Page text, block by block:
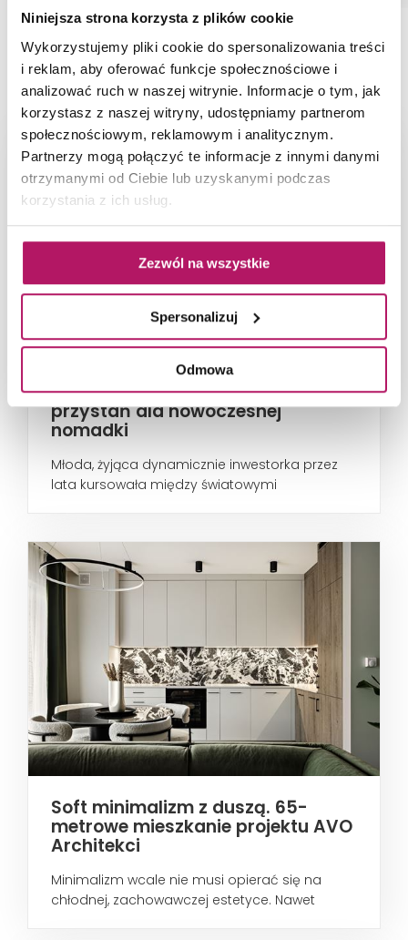
Niniejsza strona korzysta z plików cookie
Wykorzystujemy pliki cookie do spersonalizowania treści
i reklam, aby oferować funkcje społecznościowe i
analizować ruch w naszej witrynie. Informacje o tym, jak
korzystasz z naszej witryny, udostępniamy partnerom
społecznościowym, reklamowym i analitycznym.
Partnerzy mogą połączyć te informacje z innymi danymi
otrzymanymi od Ciebie lub uzyskanymi podczas
korzystania z ich usług.
Zezwól na wszystkie
Spersonalizuj
Odmowa
NAJNOWSZE ARTYKUŁY
66-metrowy apartament:
przystań dla nowoczesnej
nomadki
Młoda, żyjąca dynamicznie inwestorka przez
lata kursowała między światowymi
Soft minimalizm z duszą. 65-
metrowe mieszkanie projektu AVO
Architekci
Minimalizm wcale nie musi opierać się na
chłodnej, zachowawczej estetyce. Nawet